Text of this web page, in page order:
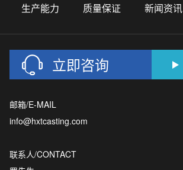
生产能力
质量保证 新闻资讯
立即咨询
邮箱/E-MAIL
info@hxtcasting.com
联系人/CONTACT